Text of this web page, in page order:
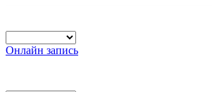
Онлайн запись